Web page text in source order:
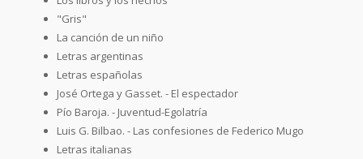
"Gris"
La canción de un niño
Letras argentinas
Letras españolas
José Ortega y Gasset. - El espectador
Pío Baroja. - Juventud-Egolatría
Luis G. Bilbao. - Las confesiones de Federico Mugo
Letras italianas